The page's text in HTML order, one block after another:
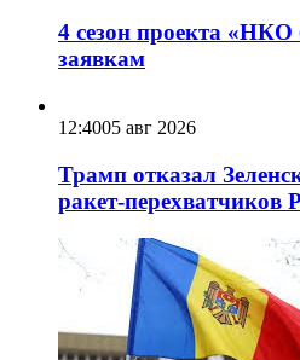
4 сезон проекта «НКО
заявкам
12:4005 авг 2026
Трамп отказал
ракет-перехватчиков